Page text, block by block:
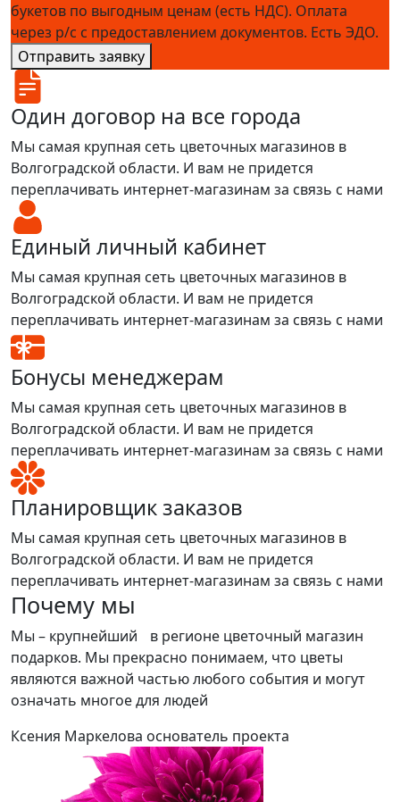
букетов по выгодным ценам (есть НДС). Оплата
через р/с с предоставлением документов. Есть ЭДО.
Отправить заявку
Один договор на все города
Мы самая крупная сеть цветочных магазинов в
Волгоградской области. И вам не придется
переплачивать интернет-магазинам за связь с нами
Единый личный кабинет
Мы самая крупная сеть цветочных магазинов в
Волгоградской области. И вам не придется
переплачивать интернет-магазинам за связь с нами
Бонусы менеджерам
Мы самая крупная сеть цветочных магазинов в
Волгоградской области. И вам не придется
переплачивать интернет-магазинам за связь с нами
Планировщик заказов
Мы самая крупная сеть цветочных магазинов в
Волгоградской области. И вам не придется
переплачивать интернет-магазинам за связь с нами
Почему мы
Мы – крупнейший в регионе цветочный магазин
подарков. Мы прекрасно понимаем, что цветы
являются важной частью любого события и могут
означать многое для людей
Ксения Маркелова основатель проекта